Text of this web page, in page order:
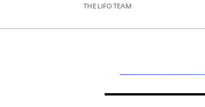
THE LIFO TEAM